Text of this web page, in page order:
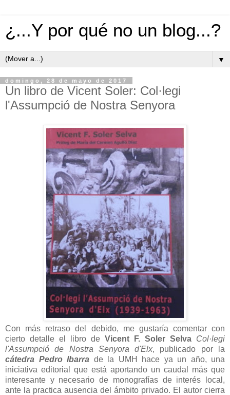
¿...Y por qué no un blog...?
▼
domingo, 28 de mayo de 2017
Un libro de Vicent Soler: Col·legi
l'Assumpció de Nostra Senyora
Con más retraso del debido, me gustaría comentar con
cierto detalle el libro de Vicent F. Soler Selva Col·legi
l'Assumpció de Nostra Senyora d'Elx, publicado por la
cátedra Pedro Ibarra de la UMH hace ya un año, una
iniciativa editorial que está aportando un caudal más que
interesante y necesario de monografías de interés local,
ante la practica ausencia del ámbito privado. El autor cierra